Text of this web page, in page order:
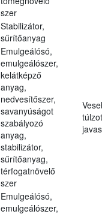
szer
Stabilizátor,
sűrítőanyag
Emulgeálósó,
emulgeálószer,
kelátképző
anyag,
nedvesítőszer,
savanyúságot
szabályozó
anyag,
stabilizátor,
sűrítőanyag,
térfogatnövelő
szer
Emulgeálósó,
emulgeálószer,